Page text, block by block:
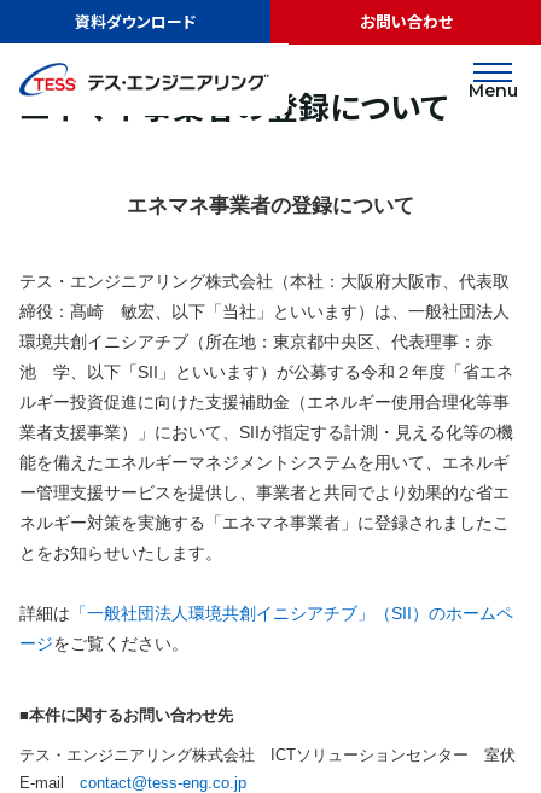
資料ダウンロード お問い合わせ
Menu
ニュース エネマネ事業者の登録について
リリース
エネマネ事業者の登録について
エネマネ事業者の登録について
テス・エンジニアリング株式会社（本社：大阪府大阪市、代表取
締役：髙崎 敏宏、以下「当社」といいます）は、一般社団法人
環境共創イニシアチブ（所在地：東京都中央区、代表理事：赤
池 学、以下「SII」といいます）が公募する令和２年度「省エネ
ルギー投資促進に向けた支援補助金（エネルギー使用合理化等事
業者支援事業）」において、SIIが指定する計測・見える化等の機
能を備えたエネルギーマネジメントシステムを用いて、エネルギ
ー管理支援サービスを提供し、事業者と共同でより効果的な省エ
ネルギー対策を実施する「エネマネ事業者」に登録されましたこ
とをお知らせいたします。
詳細は 「一般社団法人環境共創イニシアチブ」（SII）のホームペ
ージをご覧ください。
■本件に関するお問い合わせ先
テス・エンジニアリング株式会社 ICTソリューションセンター 室伏
E-mail contact@tess-eng.co.jp